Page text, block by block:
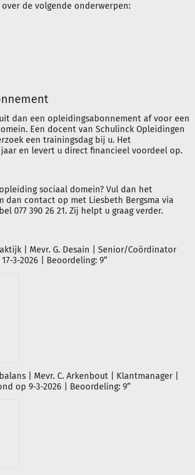
de volgende onderwerpen:
dan een opleidingsabonnement af voor een
Een docent van Schulinck Opleidingen
een trainingsdag bij u. Het
en levert u direct financieel voordeel op.
sociaal domein? Vul dan het
dan contact op met Liesbeth Bergsma via
077 390 26 21. Zij helpt u graag verder.
| Mevr. G. Desain | Senior/Coördinator
3-2026 | Beoordeling: 9”
| Mevr. C. Arkenbout | Klantmanager |
op 9-3-2026 | Beoordeling: 9”